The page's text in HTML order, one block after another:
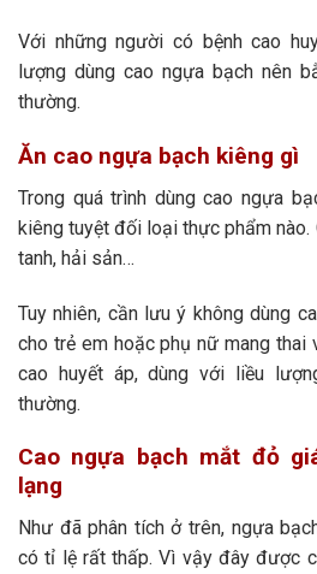
Với những người có bệnh cao
lượng dùng cao ngựa bạch nên
thường.
Ăn cao ngựa bạch kiêng gì
Trong quá trình dùng cao ngựa
kiêng tuyệt đối loại thực phẩm nào.
tanh, hải sản…
Tuy nhiên, cần lưu ý không dùng
cho trẻ em hoặc phụ nữ mang thai
cao huyết áp, dùng với liều
thường.
Cao ngựa bạch mắt đỏ
lạng
Như đã phân tích ở trên, ngựa
có tỉ lệ rất thấp. Vì vậy đây được